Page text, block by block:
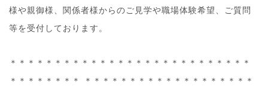
様や親御様、関係者様からのご見学や職場体験希望、ご質問
等を受付しております。
＊＊＊＊＊＊＊＊＊＊＊＊＊＊＊＊＊＊＊＊＊＊＊＊＊＊＊
＊＊＊＊＊＊＊＊ ＊＊＊＊＊＊＊＊＊＊＊＊＊＊＊＊＊＊＊